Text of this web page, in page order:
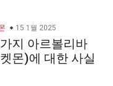
15 1월 2025
지 아르볼리바
몬)에 대한 사실